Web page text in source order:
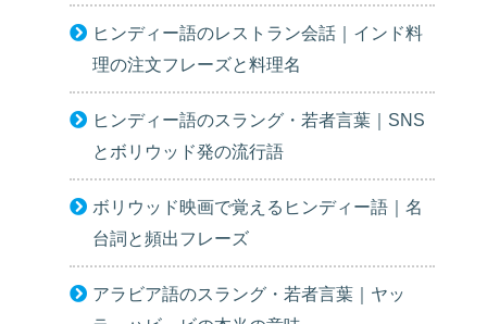
ヒンディー語のレストラン会話｜インド料
理の注文フレーズと料理名
ヒンディー語のスラング・若者言葉｜SNS
とボリウッド発の流行語
ボリウッド映画で覚えるヒンディー語｜名
台詞と頻出フレーズ
アラビア語のスラング・若者言葉｜ヤッ